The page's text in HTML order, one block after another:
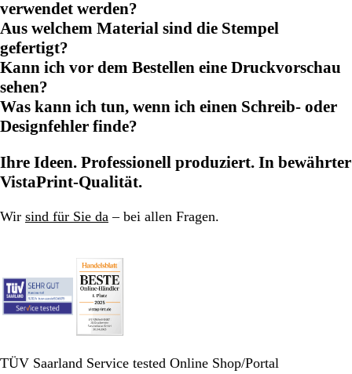
verwendet werden?
Aus welchem Material sind die Stempel
gefertigt?
Kann ich vor dem Bestellen eine Druckvorschau
sehen?
Was kann ich tun, wenn ich einen Schreib- oder
Designfehler finde?
Ihre Ideen. Professionell produziert. In bewährter
VistaPrint-Qualität.
Wir sind für Sie da – bei allen Fragen.
TÜV Saarland Service tested Online Shop/Portal